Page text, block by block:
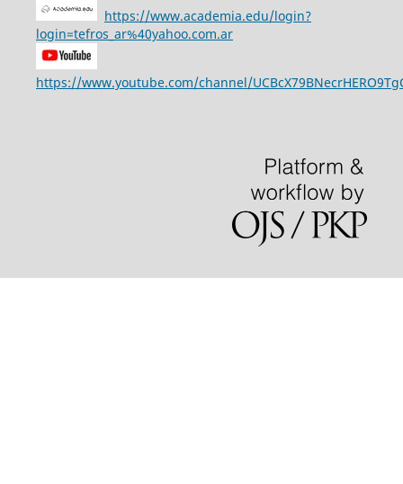
https://www.academia.edu/login?
login=tefros_ar%40yahoo.com.ar
https://www.youtube.com/channel/